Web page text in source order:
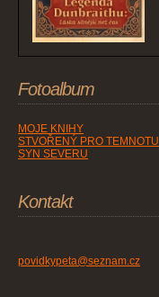
Fotoalbum
MOJE KNIHY
STVOŘENÝ PRO TEMNOTU
SYN SEVERU
Kontakt
povidkypeta@seznam.cz